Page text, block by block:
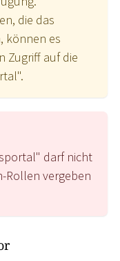
die das
können es
Zugriff auf die
darf nicht
Rollen vergeben